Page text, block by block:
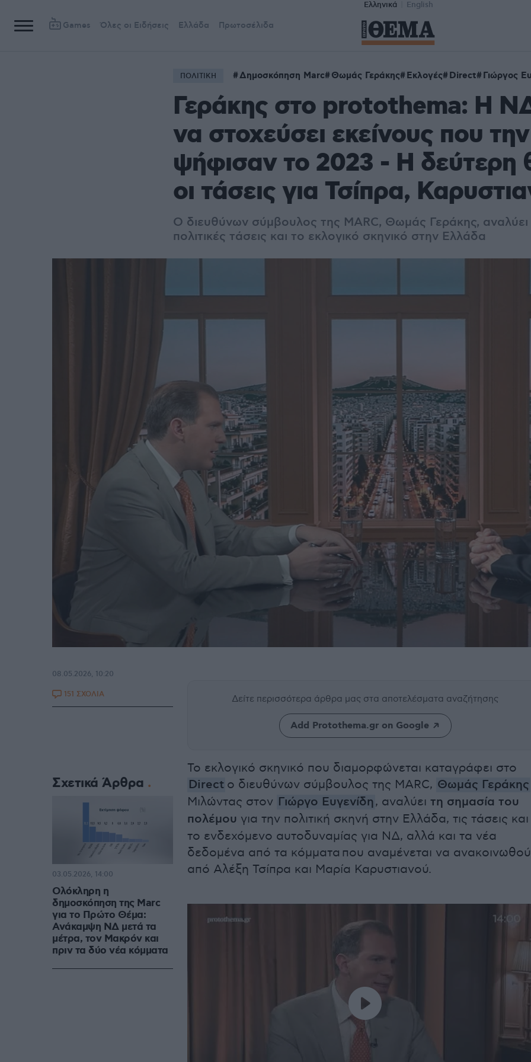
Ελληνικά English
Games Όλες οι Ειδήσεις Ελλάδα Πρωτοσέλιδα
ΠΟΛΙΤΙΚΗ Δημοσκόπηση Marc Θωμάς Γεράκης Εκλογές Direct Γιώργος
Γεράκης στο protothema: Η
να στοχεύσει εκείνους που την
ψήφισαν το 2023 - Η δεύτερη
οι τάσεις για Τσίπρα,
Ο διευθύνων σύμβουλος της MARC, Θωμάς Γεράκης, αναλύει
πολιτικές τάσεις και το εκλογικό σκηνικό στην Ελλάδα
Δείτε περισσότερα άρθρα μας στα αποτελέσματα αναζήτησης
Add Protothema.gr on Google
Το εκλογικό σκηνικό που διαμορφώνεται καταγράφει στο
Direct ο διευθύνων σύμβουλος της MARC, Θωμάς Γεράκης
Μιλώντας στον Γιώργο Ευγενίδη, αναλύει τη σημασία του
πολέμου για την πολιτική σκηνή στην Ελλάδα, τις τάσεις και
το ενδεχόμενο αυτοδυναμίας για ΝΔ, αλλά και τα νέα
δεδομένα από τα κόμματα που αναμένεται να
από Αλέξη Τσίπρα και Μαρία Καρυστιανού.
08.05.2026, 10:20
151 ΣΧΟΛΙΑ
Σχετικά Άρθρα
Ολόκληρη η
δημοσκόπηση της Marc
για το Πρώτο Θέμα:
Ανάκαμψη ΝΔ μετά τα
μέτρα, τον Μακρόν και
πριν τα δύο νέα κόμματα
03.05.2026, 14:00